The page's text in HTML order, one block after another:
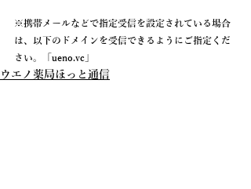
※携帯メールなどで指定受信を設定されている場合
は、以下のドメインを受信できるようにご指定くだ
さい。「 ueno.vc 」
ウエノ薬局ほっと通信